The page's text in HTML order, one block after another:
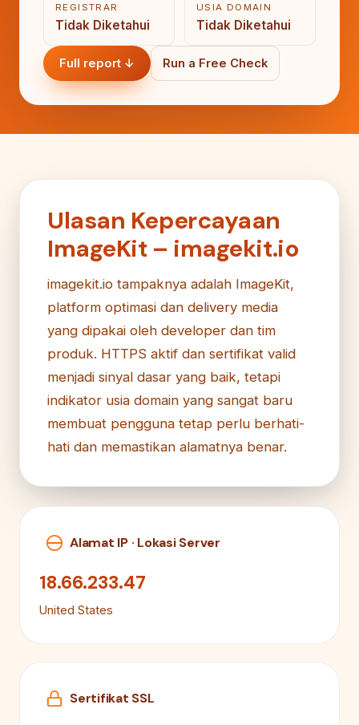
REGISTRAR
Tidak Diketahui
USIA DOMAIN
Tidak Diketahui
Full report ↓ Run a Free Check
Ulasan Kepercayaan
ImageKit – imagekit.io
imagekit.io tampaknya adalah ImageKit,
platform optimasi dan delivery media
yang dipakai oleh developer dan tim
produk. HTTPS aktif dan sertifikat valid
menjadi sinyal dasar yang baik, tetapi
indikator usia domain yang sangat baru
membuat pengguna tetap perlu berhati-
hati dan memastikan alamatnya benar.
Alamat IP · Lokasi Server
18.66.233.47
United States
Sertifikat SSL